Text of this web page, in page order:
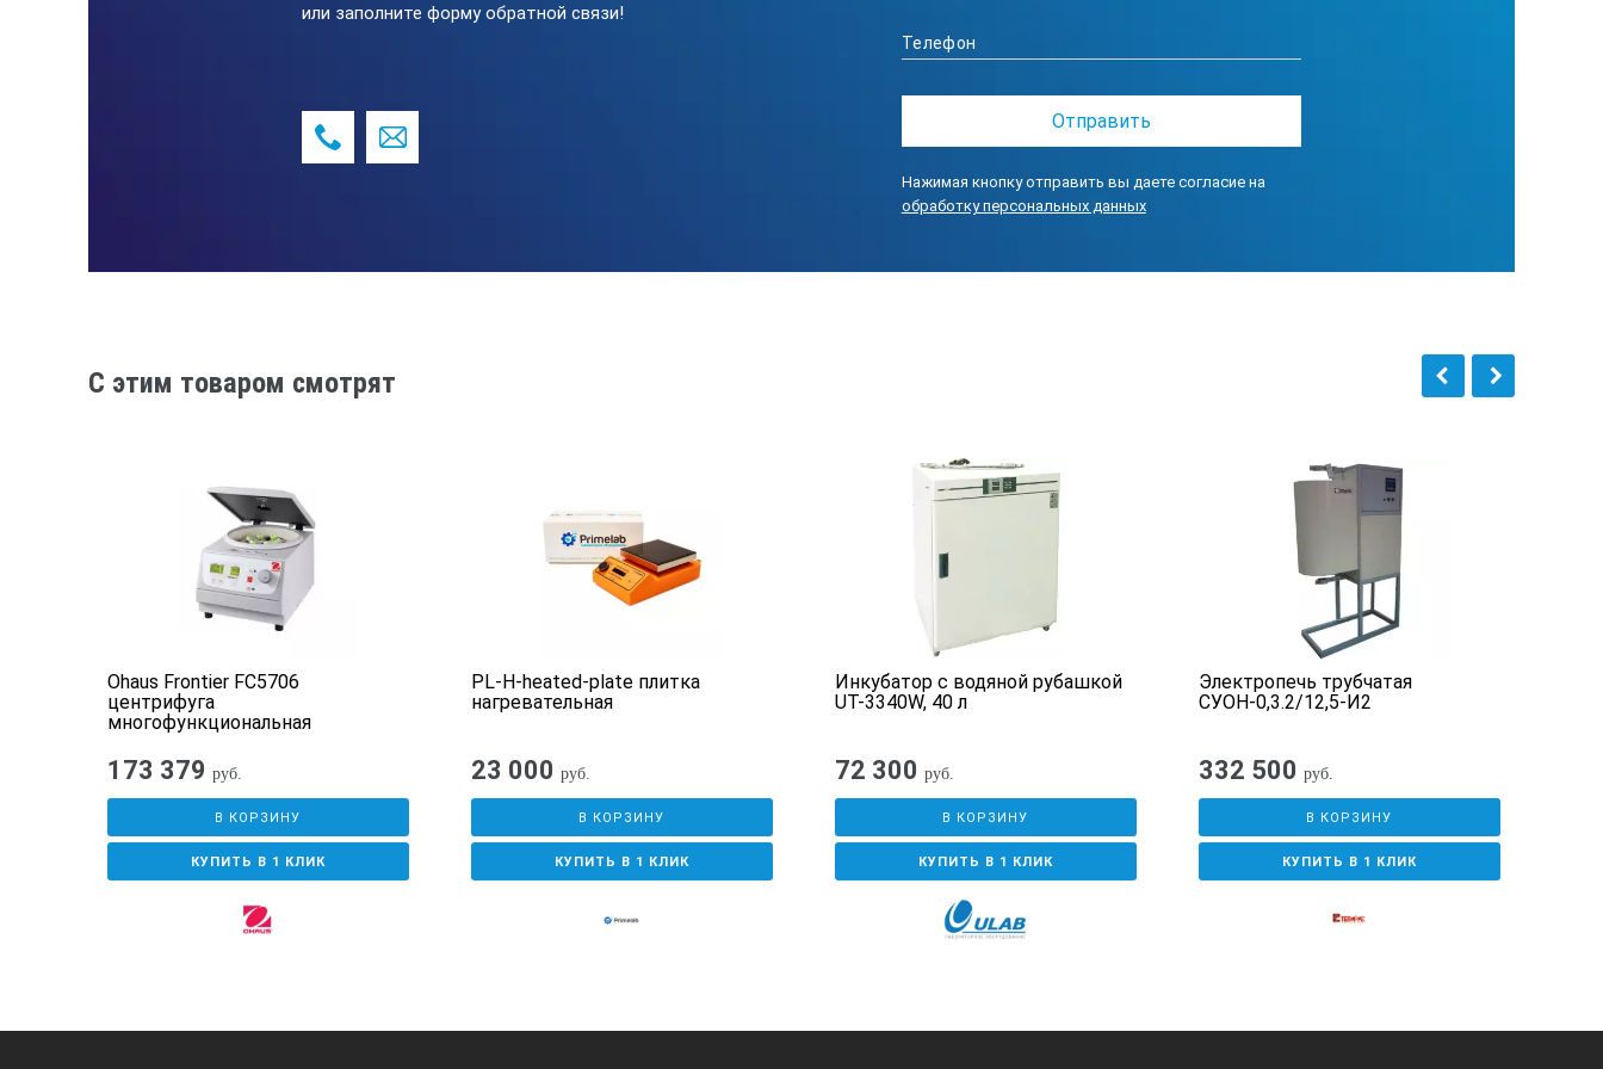
По запросу доступны специальные материалы и качество полировки поверхностей
Соответствие оборудования требованиям EHEDG (Европейская группа гигиенического конструирования и проектирования)
Соответствие современным международным гигиеническим стандартам 3А, подтверждаемое сертификатом Управления по контролю
ULTRA-TURRAX 7,5
или заполните форму обратной связи!
Нажимая кнопку отправить вы даете согласие на
обработку персональных данных
C этим товаром смотрят
Ohaus Frontier FC5706
центрифуга
многофункциональная
173 379 руб.
В КОРЗИНУ
КУПИТЬ В 1 КЛИК
PL-H-heated-plate плитка
нагревательная
23 000 руб.
В КОРЗИНУ
КУПИТЬ В 1 КЛИК
Инкубатор с водяной рубашкой
UT-3340W, 40 л
72 300 руб.
В КОРЗИНУ
КУПИТЬ В 1 КЛИК
Электропечь трубчатая
СУОН-0,3.2/12,5-И2
332 500 руб.
В КОРЗИНУ
КУПИТЬ В 1 КЛИК